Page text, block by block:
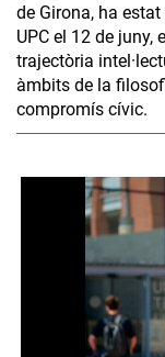
de Girona, ha
UPC el 12 de juny,
trajectòria
àmbits de la
compromís cívic.